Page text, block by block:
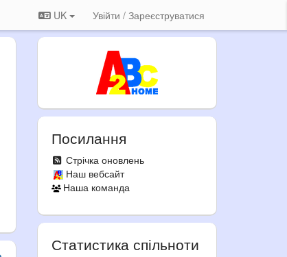
UK Увійти / Зареєструватися
Посилання
Стрічка оновлень
Наш вебсайт
Наша команда
Статистика спільноти